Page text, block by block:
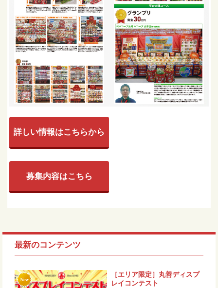
詳しい情報はこちらから
募集内容はこちら
最新のコンテンツ
［エリア限定］丸善ディスプ
レイコンテスト